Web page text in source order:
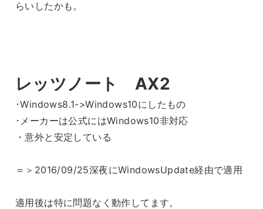
らいしたかも。
レッツノート AX2
･Windows8.1->Windows10にしたもの
･メーカーは公式にはWindows10非対応
・意外と安定している
＝＞2016/09/25深夜にWindowsUpdate経由で適用
適用後は特に問題なく動作してます。